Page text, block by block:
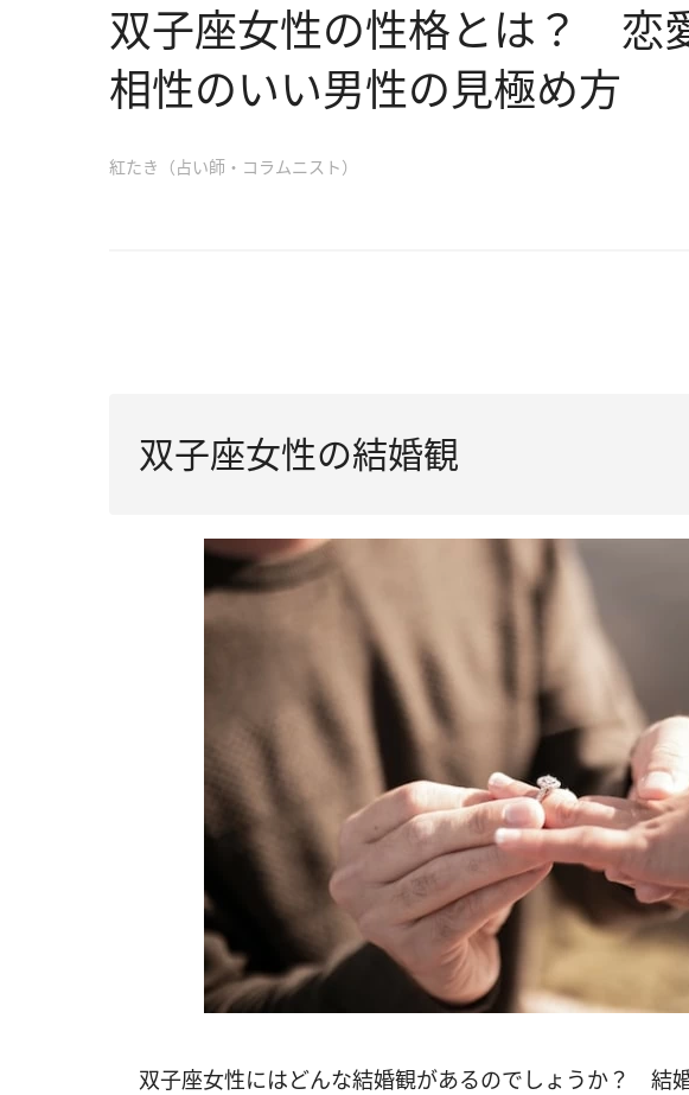
双子座女性の性格とは？ 恋
相性のいい男性の見極め方
紅たき（占い師・コラムニスト）
双子座女性の結婚観
双子座女性にはどんな結婚観があるのでしょうか？ 結